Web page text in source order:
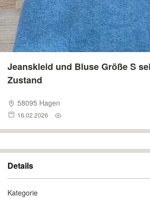
Jeanskleid und Bluse Größe S
Zustand
58095 Hagen
16.02.2026
Details
Kategorie